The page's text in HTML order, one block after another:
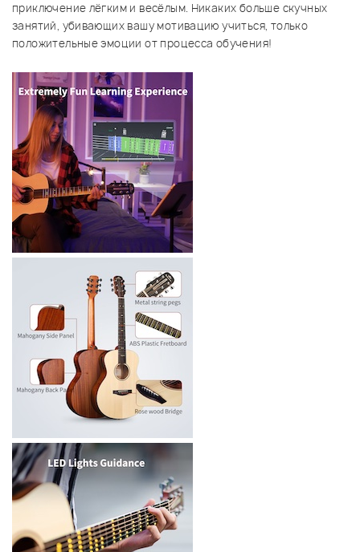
приключение лёгким и весёлым. Никаких больше скучных
занятий, убивающих вашу мотивацию учиться, только
положительные эмоции от процесса обучения!